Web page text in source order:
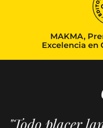
MAKMA,
Excelencia en
"Todo placer